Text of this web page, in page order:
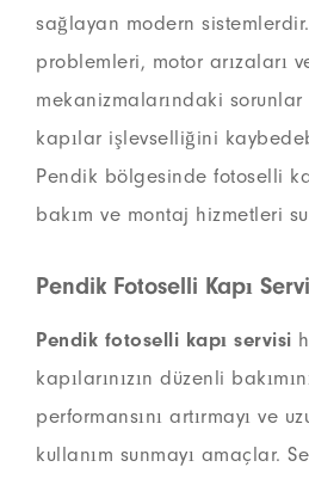
sağlayan modern
problemleri, motor arızaları
mekanizmalarındaki
kapılar işlevselliğini
Pendik bölgesinde fotoselli
bakım ve montaj hizmetleri
Pendik Fotoselli Kapı
Pendik fotoselli kapı servisi
kapılarınızın düzenli
performansını artırmayı ve
kullanım sunmayı amaçlar.